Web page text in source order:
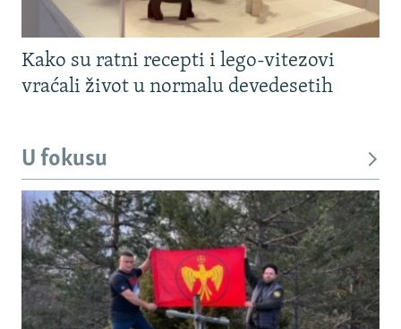
Kako su ratni recepti i lego-vitezovi
vraćali život u normalu devedesetih
U fokusu